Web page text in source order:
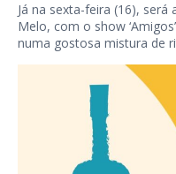
Já na sexta-feira (16), será
Melo, com o show
numa gostosa mistura de